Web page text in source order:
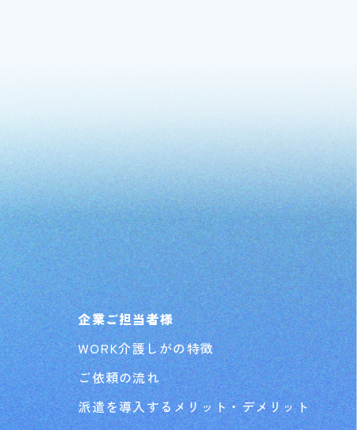
企業ご担当者様
WORK介護しがの特徴
ご依頼の流れ
派遣を導入するメリット・デメリット